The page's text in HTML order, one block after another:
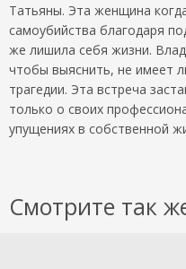
Татьяны. Эта женщина
самоубийства благодаря
же лишила себя жизни.
чтобы выяснить, не имеет
трагедии. Эта встреча
только о своих
упущениях в собственной
Смотрите так